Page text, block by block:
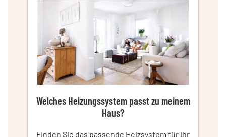
Welches Heizungssystem passt zu meinem
Haus?
Finden Sie das passende Heizsystem für Ihr